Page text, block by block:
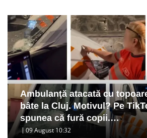
Ambulanţă atacată cu
bâte la Cluj. Motivul? Pe
spunea că fură copii.…
09 August 10:32